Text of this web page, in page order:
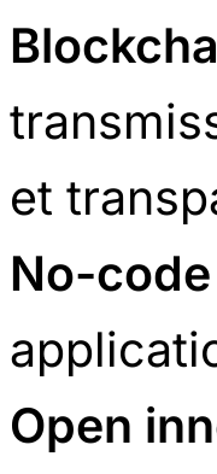
et
No-code
Open